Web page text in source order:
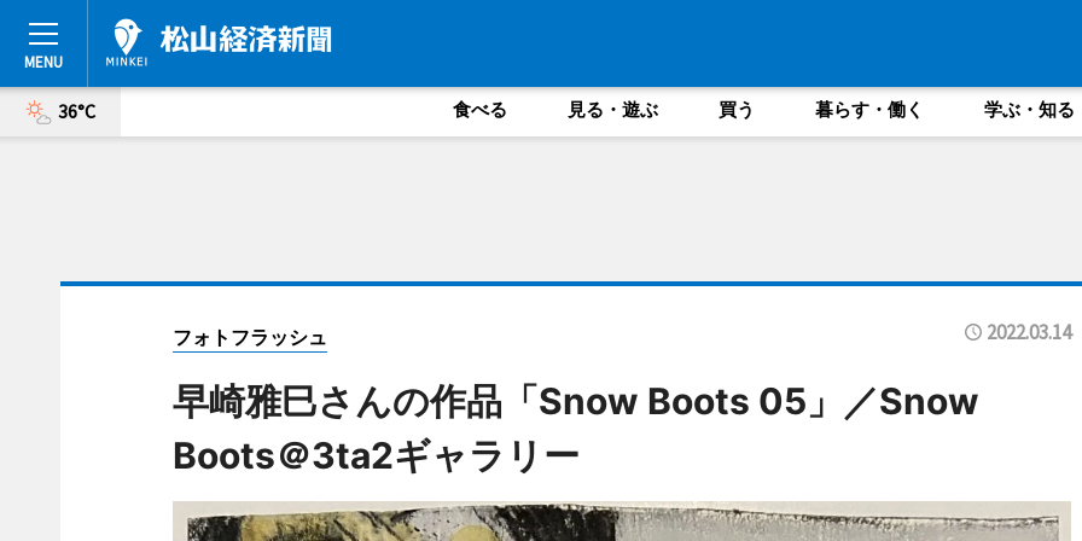
36°C 食べる 見る・遊ぶ 買う 暮らす・働く 学ぶ・知る
フォトフラッシュ 2022.03.14
早崎雅巳さんの作品「Snow Boots 05」／Snow
Boots＠3ta2ギャラリー